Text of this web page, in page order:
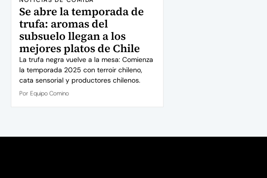
Se abre la temporada de
trufa: aromas del
subsuelo llegan a los
mejores platos de Chile
La trufa negra vuelve a la mesa: Comienza
la temporada 2025 con terroir chileno,
cata sensorial y productores chilenos.
Por Equipo Comino